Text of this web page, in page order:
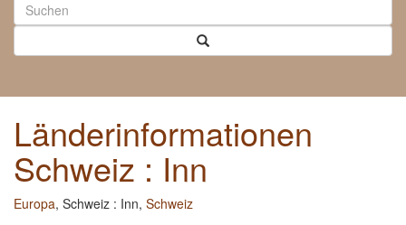
Länderinformationen
Schweiz : Inn
Europa, Schweiz : Inn, Schweiz